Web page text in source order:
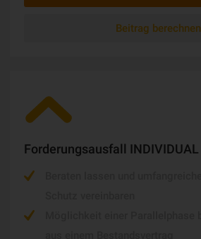
Beitrag berechnen
Forderungsausfall INDIVIDUAL